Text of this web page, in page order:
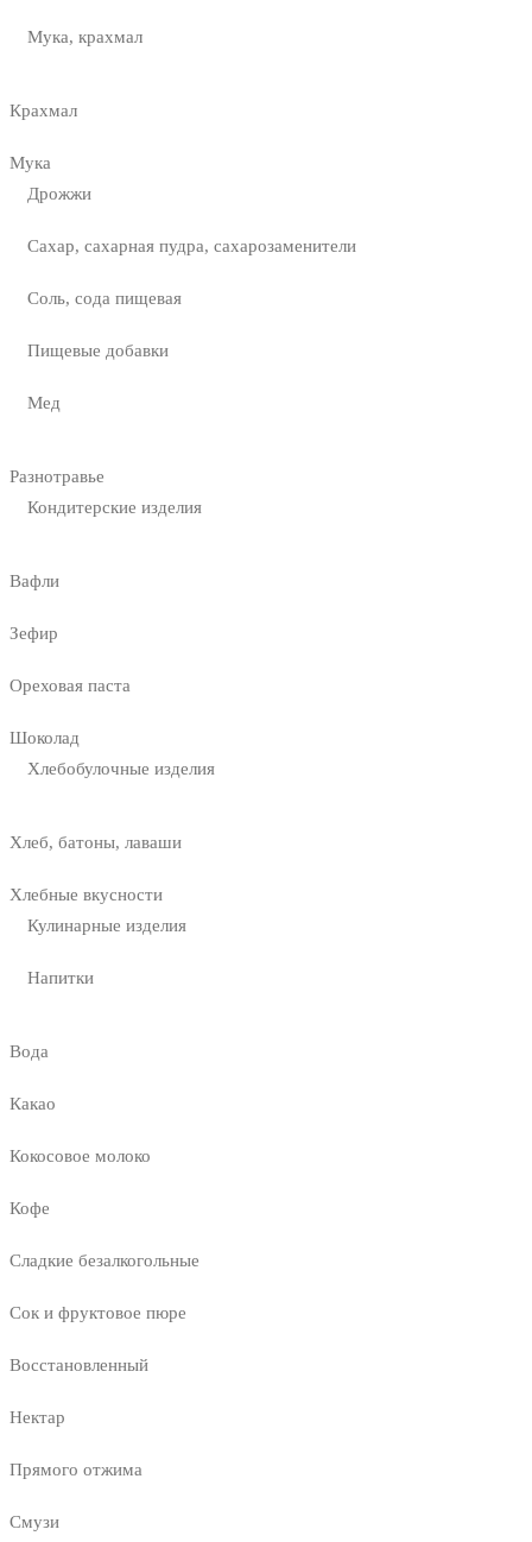
Мука, крахмал
Крахмал
Мука
Дрожжи
Сахар, сахарная пудра, сахарозаменители
Соль, сода пищевая
Пищевые добавки
Мед
Разнотравье
Кондитерские изделия
Вафли
Зефир
Ореховая паста
Шоколад
Хлебобулочные изделия
Хлеб, батоны, лаваши
Хлебные вкусности
Кулинарные изделия
Напитки
Вода
Какао
Кокосовое молоко
Кофе
Сладкие безалкогольные
Сок и фруктовое пюре
Восстановленный
Нектар
Прямого отжима
Смузи